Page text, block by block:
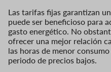
Las tarifas fijas garantizan
puede ser beneficioso para
gasto energético. No
ofrecer una mejor relación
las horas de menor
periodo de precios bajos.